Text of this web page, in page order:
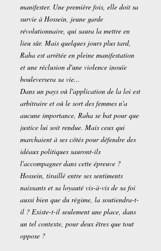
manifester. Une première fois, elle doit sa
survie à Hossein, jeune garde
révolutionnaire, qui saura la mettre en
lieu sûr. Mais quelques jours plus tard,
Raha est arrêtée en pleine manifestation
et une réclusion d'une violence inouïe
bouleversera sa vie...
Dans un pays où l'application de la loi est
arbitraire et où le sort des femmes n'a
aucune importance, Raha se bat pour que
justice lui soit rendue. Mais ceux qui
marchaient à ses côtés pour défendre des
idéaux politiques sauront-ils
l'accompagner dans cette épreuve ?
Hossein, tiraillé entre ses sentiments
naissants et sa loyauté vis-à-vis de sa foi
aussi bien que du régime, la soutiendra-t-
il ? Existe-t-il seulement une place, dans
un tel contexte, pour deux êtres que tout
oppose ?